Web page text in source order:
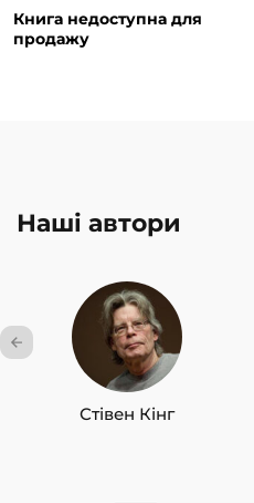
Книга недоступна для
продажу
Наші автори
Стівен Кінг